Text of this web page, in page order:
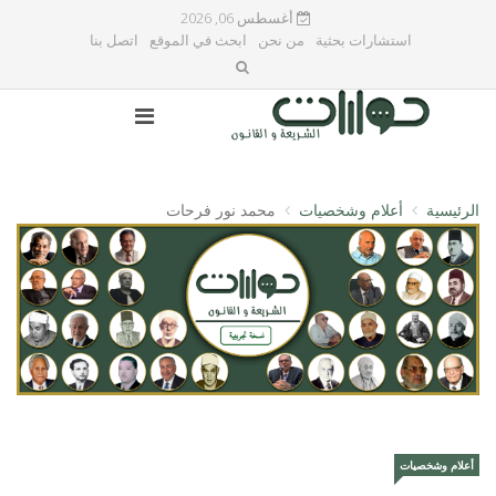
أغسطس 06, 2026
استشارات بحثية
من نحن ابحث في الموقع اتصل بنا
الرئيسية أعلام وشخصيات محمد نور فرحات
أعلام وشخصيات